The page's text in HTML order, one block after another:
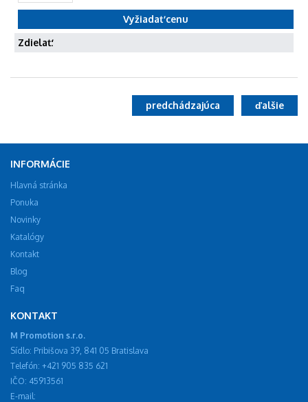
Zdielať:
ďalšie
predchádzajúca
INFORMÁCIE
Hlavná stránka
Ponuka
Novinky
Katalógy
Kontakt
Blog
Faq
KONTAKT
M Promotion s.r.o.
Sídlo: Pribišova 39, 841 05 Bratislava
Telefón: +421 905 835 621
IČO: 45913561
E-mail: